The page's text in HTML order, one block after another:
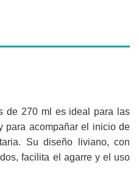
de 270 ml es ideal para las
para acompañar el inicio de
Su diseño liviano, con
facilita el agarre y el uso